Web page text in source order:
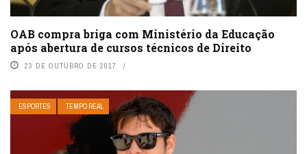
OAB compra briga com Ministério da Educação
após abertura de cursos técnicos de Direito
23 DE OUTUBRO DE 2017
ESPORTES TEMPO REAL